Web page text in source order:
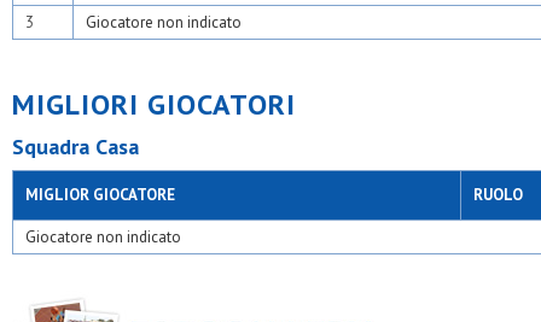
3
Giocatore non indicato
MIGLIORI GIOCATORI
Squadra Casa
MIGLIOR GIOCATORE RUOLO
Giocatore non indicato